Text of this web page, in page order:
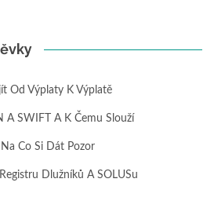
Od Výplaty K Výplatě
A SWIFT A K Čemu Slouží
Co Si Dát Pozor
Dlužníků A SOLUSu